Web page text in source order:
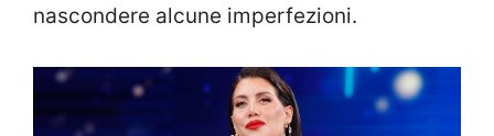
nascondere alcune imperfezioni.